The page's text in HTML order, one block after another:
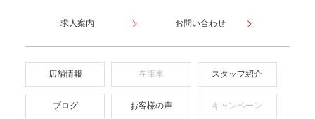
求人案内 お問い合わせ
店舗情報 在庫車 スタッフ紹介
ブログ お客様の声 キャンペーン